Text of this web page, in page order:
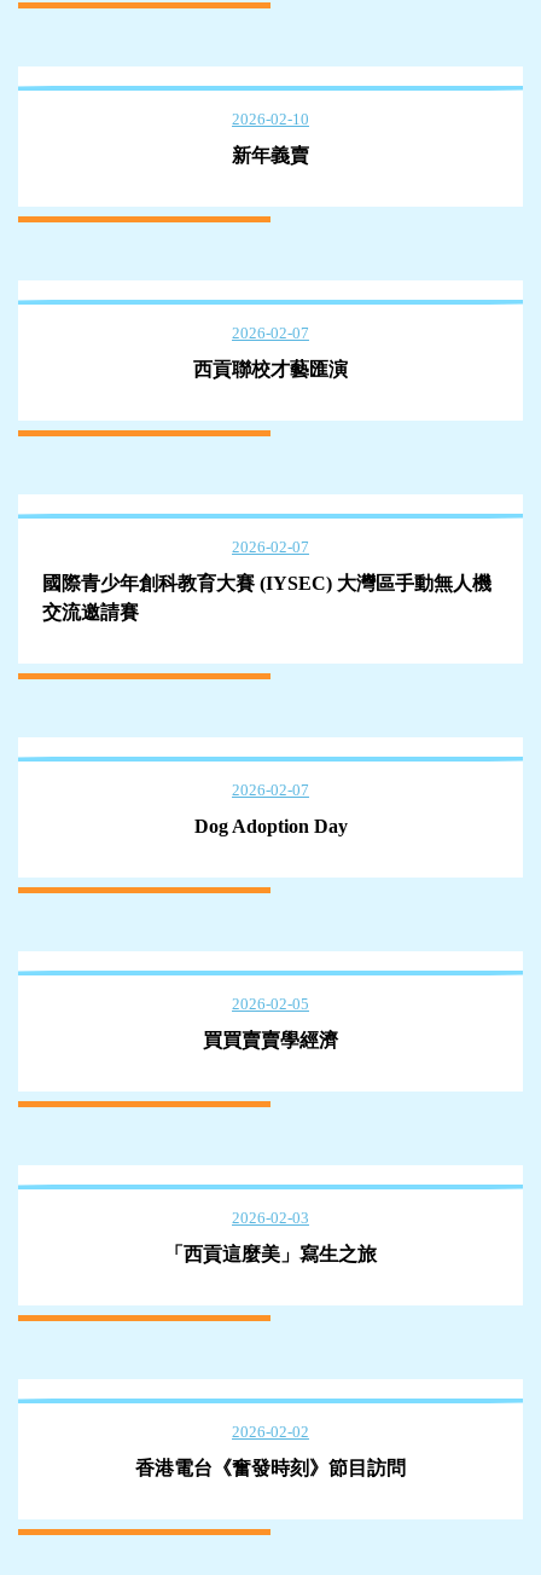
2026-02-10
新年義賣
2026-02-07
西貢聯校才藝匯演
2026-02-07
國際青少年創科教育大賽 (IYSEC) 大灣區手動無人機
交流邀請賽
2026-02-07
Dog Adoption Day
2026-02-05
買買賣賣學經濟
2026-02-03
「西貢這麼美」寫生之旅
2026-02-02
香港電台《奮發時刻》節目訪問